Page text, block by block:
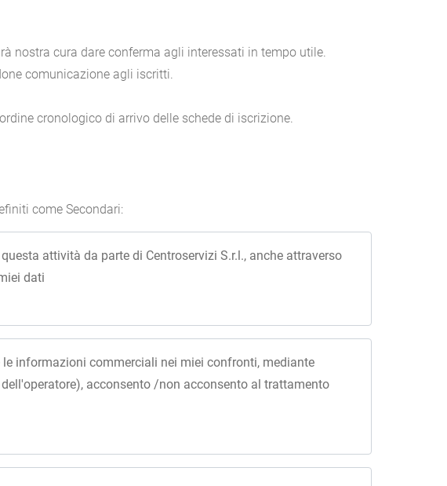
nostra cura dare conferma agli interessati in tempo utile.
comunicazione agli iscritti.
cronologico di arrivo delle schede di iscrizione.
come Secondari:
attività da parte di Centroservizi S.r.l., anche attraverso
dati
informazioni commerciali nei miei confronti, mediante
acconsento /non acconsento al trattamento